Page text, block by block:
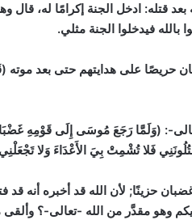
بعد قتله: ادخل الجنة إكرامًا له،
فيدخلوا الجنة مثلي.
حريصًا على هدايتهم حتى بعد
: (وَلَمَّا رَجَعَ مُوسَى إِلَى قَوْمِهِ
فَلا تُشْمِتْ بِيَ الأَعْدَاءَ وَلا
حزينًا; لأن الله قد أخبره أنه
وهو مقدَّر من الله -تعالى-؟